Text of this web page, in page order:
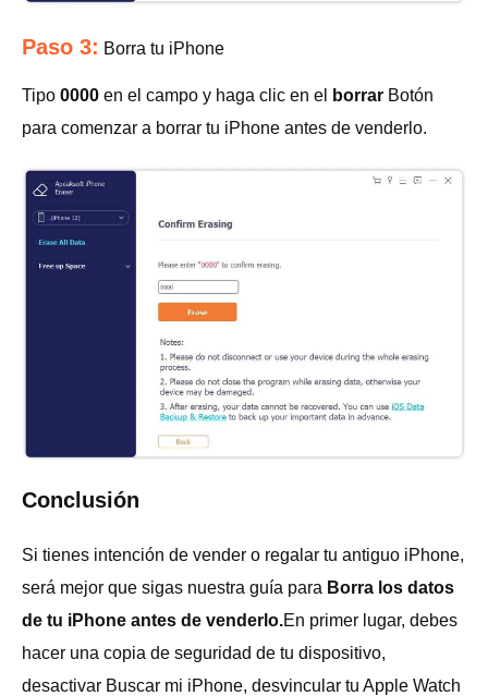
Paso 3: Borra tu iPhone
Tipo 0000 en el campo y haga clic en el borrar Botón
para comenzar a borrar tu iPhone antes de venderlo.
Conclusión
Si tienes intención de vender o regalar tu antiguo iPhone,
será mejor que sigas nuestra guía para Borra los datos
de tu iPhone antes de venderlo.En primer lugar, debes
hacer una copia de seguridad de tu dispositivo,
desactivar Buscar mi iPhone, desvincular tu Apple Watch